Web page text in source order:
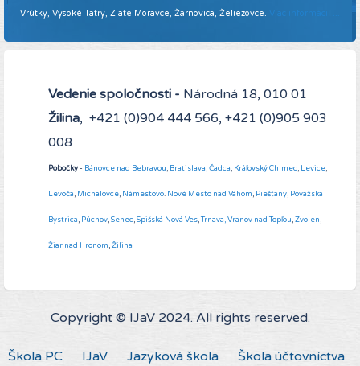
Vrútky, Vysoké Tatry, Zlaté Moravce, Žarnovica, Želiezovce. Viac informácií ...
Vedenie spoločnosti - Národná 18, 010 01
Žilina, +421 (0)904 444 566, +421 (0)905 903
008
Pobočky- Bánovce nad Bebravou, Bratislava,Čadca, Kráľovský Chlmec, Levice,
Levoča, Michalovce, Námestovo. Nové Mesto nad Váhom, Piešťany, Považská
Bystrica, Púchov,Senec,Spišská Nová Ves,Trnava,Vranov nad Topľou,Zvolen,
Žiar nad Hronom,Žilina
Copyright © IJaV 2024. All rights reserved.
Škola PC IJaV Jazyková škola
Škola účtovníctva